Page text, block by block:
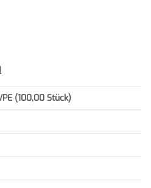
(100,00 Stück)